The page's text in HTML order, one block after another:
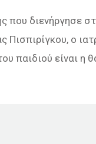
που διενήργησε
Πισπιρίγκου, ο
παιδιού είναι